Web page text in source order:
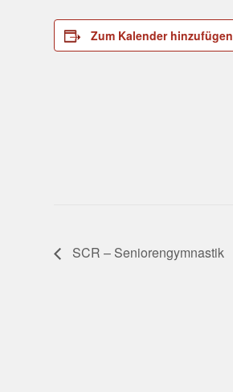
Zum Kalender hinzufügen
SCR – Seniorengymnastik